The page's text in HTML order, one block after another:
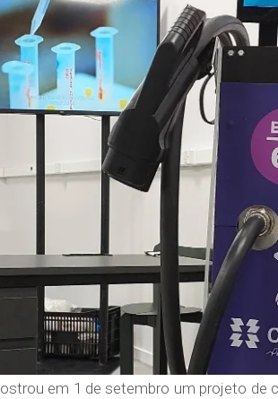
em 1 de setembro um projeto de